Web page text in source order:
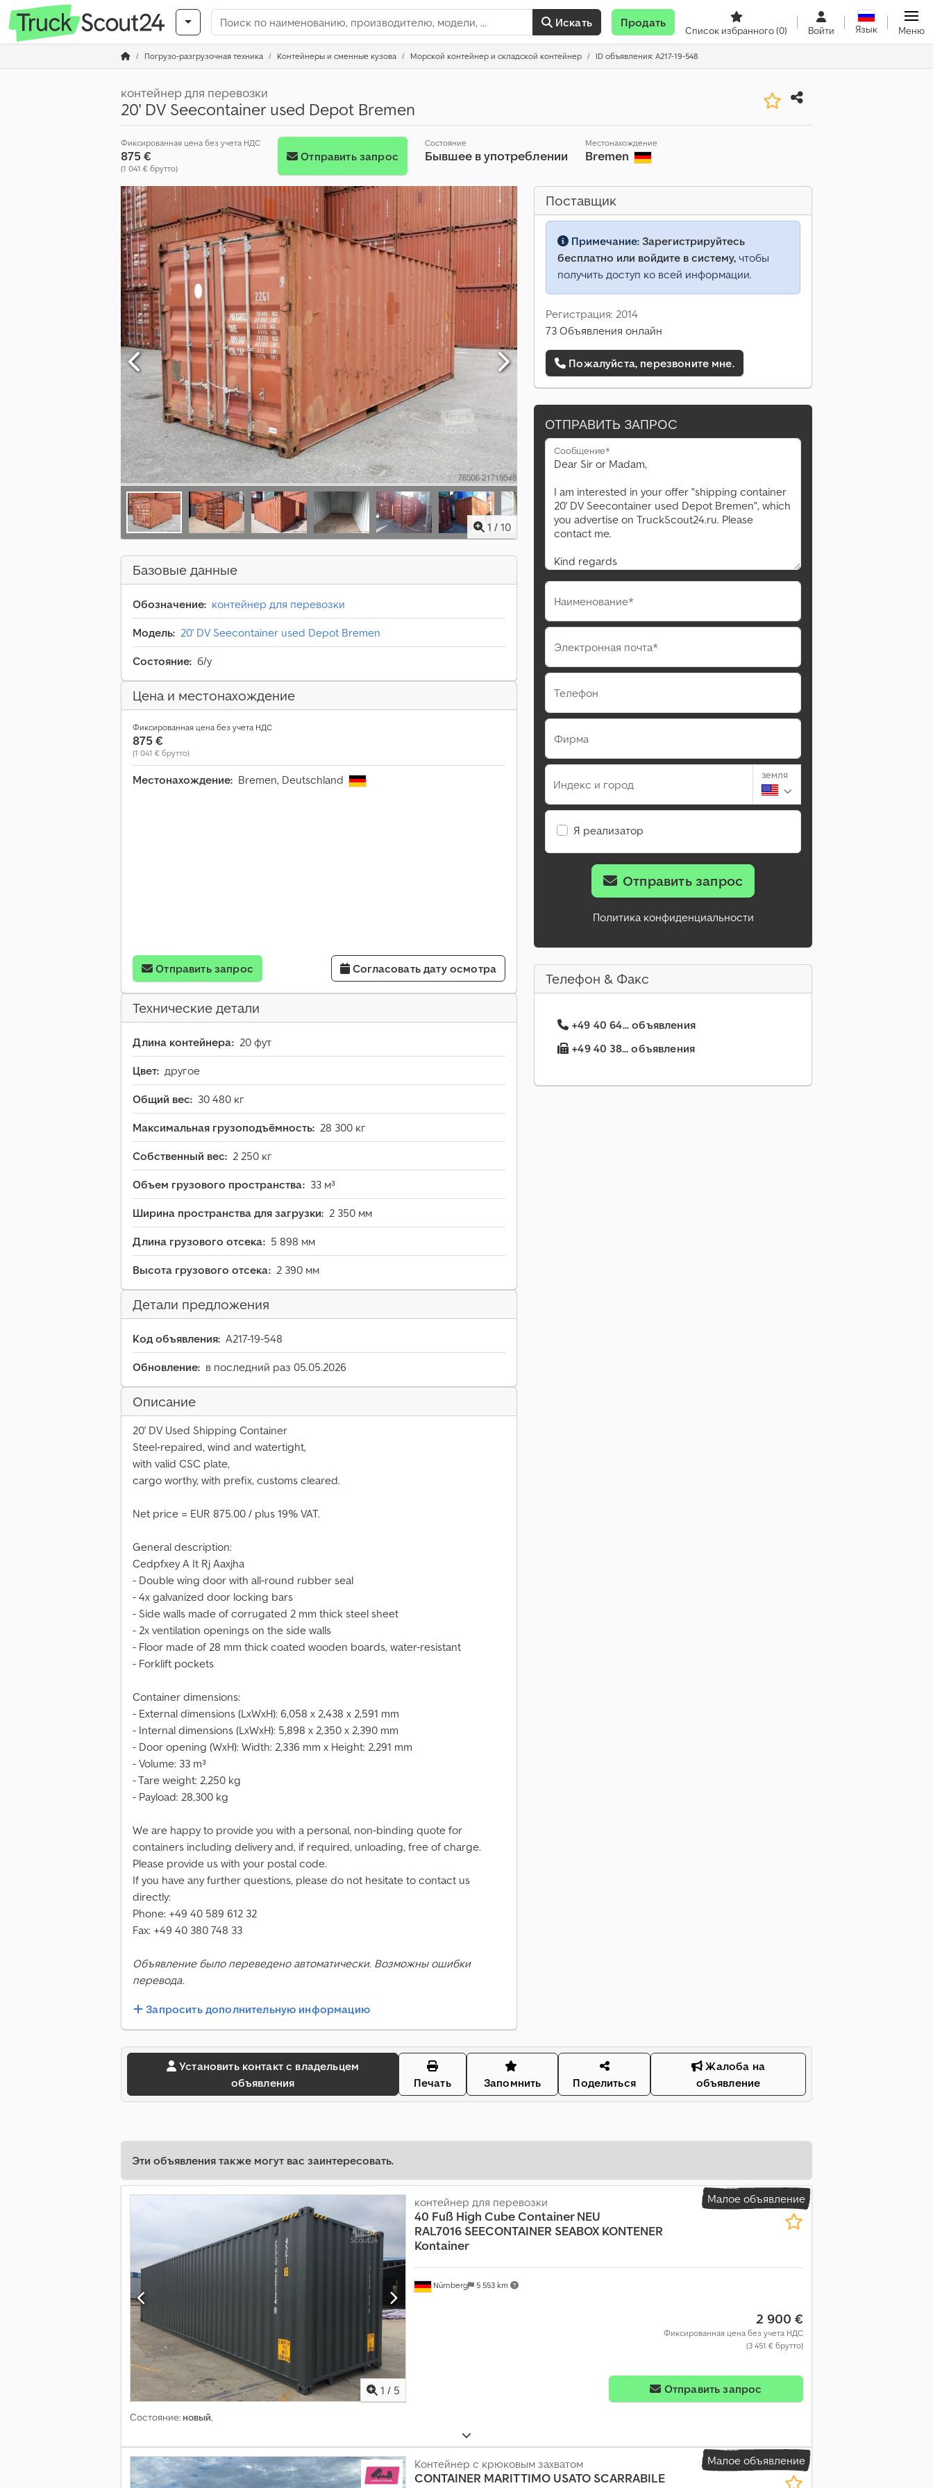
Искать Продать
Список избранного(0) Войти Язык Меню
Погрузо-разгрузочная техника Контейнеры и сменные кузова Морской контейнер и складской контейнер ID объявления: A217-19-548
контейнер для перевозки
20' DV Seecontainer used Depot Bremen
Фиксированная цена без учета НДС
875 €
(1 041 € брутто)
Отправить запрос
Состояние
Бывшее в употреблении
Местонахождение
Bremen
1 / 10
Базовые данные
Обозначение: контейнер для перевозки
Модель: 20' DV Seecontainer used Depot Bremen
Состояние: б/у
Цена и местонахождение
Фиксированная цена без учета НДС
875 €
(1 041 € брутто)
Местонахождение: Bremen, Deutschland
Отправить запрос Согласовать дату осмотра
Технические детали
Длина контейнера: 20 фут
Цвет: другое
Общий вес: 30 480 кг
Максимальная грузоподъёмность: 28 300 кг
Собственный вес: 2 250 кг
Объем грузового пространства: 33 м³
Ширина пространства для загрузки: 2 350 мм
Длина грузового отсека: 5 898 мм
Высота грузового отсека: 2 390 мм
Детали предложения
Код объявления: A217-19-548
Обновление: в последний раз 05.05.2026
Описание
20' DV Used Shipping Container
Steel-repaired, wind and watertight,
with valid CSC plate,
cargo worthy, with prefix, customs cleared.
Net price = EUR 875.00 / plus 19% VAT.
General description:
Cedpfxey A It Rj Aaxjha
- Double wing door with all-round rubber seal
- 4x galvanized door locking bars
- Side walls made of corrugated 2 mm thick steel sheet
- 2x ventilation openings on the side walls
- Floor made of 28 mm thick coated wooden boards, water-resistant
- Forklift pockets
Container dimensions:
- External dimensions (LxWxH): 6,058 x 2,438 x 2,591 mm
- Internal dimensions (LxWxH): 5,898 x 2,350 x 2,390 mm
- Door opening (WxH): Width: 2,336 mm x Height: 2,291 mm
- Volume: 33 m³
- Tare weight: 2,250 kg
- Payload: 28,300 kg
We are happy to provide you with a personal, non-binding quote for
containers including delivery and, if required, unloading, free of charge.
Please provide us with your postal code.
If you have any further questions, please do not hesitate to contact us
directly:
Phone: +49 40 589 612 32
Fax: +49 40 380 748 33
Объявление было переведено автоматически. Возможны ошибки
перевода.
Запросить дополнительную информацию
Поставщик
Примечание: Зарегистрируйтесь
бесплатно или войдите в систему, чтобы
получить доступ ко всей информации.
Регистрация: 2014
73 Объявления онлайн
Пожалуйста, перезвоните мне.
ОТПРАВИТЬ ЗАПРОС
Сообщение*
Наименование*
Электронная почта*
Телефон
Фирма
Индекс и город
земля
Я реализатор
Отправить запрос
Политика конфиденциальности
Телефон & Факс
+49 40 64... объявления
+49 40 38... объявления
Установить контакт с владельцем
объявления
Печать Запомнить Поделиться
Жалоба на
объявление
Эти объявления также могут вас заинтересовать.
Малое объявление
1 / 5
Nürnberg 5 553 km
контейнер для перевозки
40 Fuß High Cube Container NEU
RAL7016 SEECONTAINER SEABOX KONTENER
Kontainer
2 900 €
Фиксированная цена без учета НДС
(3 451 € брутто)
Отправить запрос
Состояние: новый,
Малое объявление
Контейнер с крюковым захватом
CONTAINER MARITTIMO USATO SCARRABILE